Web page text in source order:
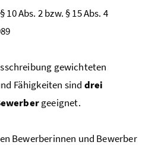
10Abs. 2bzw.§ 15Abs. 4
gewichteten
Fähigkeiten sind drei
geeignet.
Bewerberinnen und Bewerber